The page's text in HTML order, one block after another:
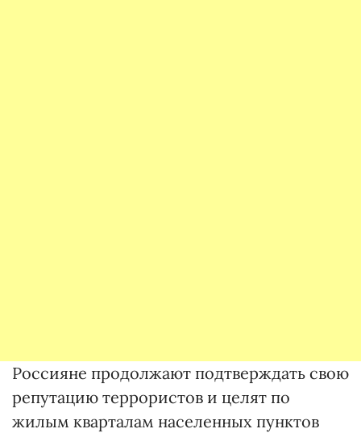
Россияне продолжают подтверждать свою
репутацию террористов и целят по
жилым кварталам населенных пунктов